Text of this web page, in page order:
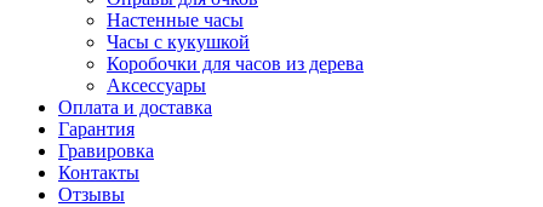
Настенные часы
Часы с кукушкой
Коробочки для часов из дерева
Аксессуары
Оплата и доставка
Гарантия
Гравировка
Контакты
Отзывы